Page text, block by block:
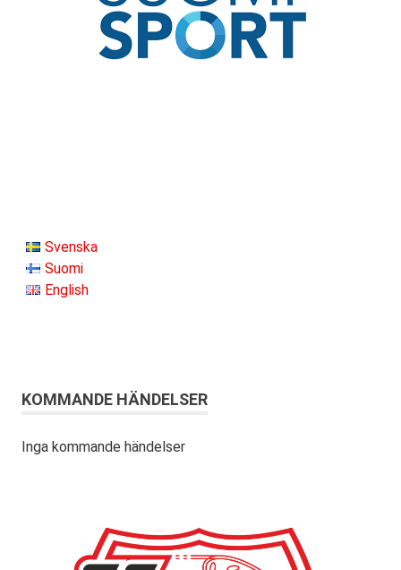
Svenska
Suomi
English
KOMMANDE HÄNDELSER
Inga kommande händelser